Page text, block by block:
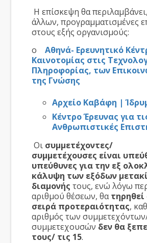
Η επίσκεψη θα
άλλων, προγραμματισμένες
στους εξής οργανισμούς:
oΑθηνά- Ερευνητικό
Καινοτομίας στις
Πληροφορίας, των
της Γνώσης
Αρχείο Καβάφη |
Κέντρο Έρευνας για
Ανθρωπιστικές
Οι συμμετέχοντες/
συμμετέχουσες είναι
υπεύθυνες για την εξ
κάλυψη των εξόδων
διαμονής τους, ενώ λόγω
αριθμού θέσεων, θα
σειρά προτεραιότητας,
αριθμός των
συμμετεχουσών δεν θα
τους/ τις 15.